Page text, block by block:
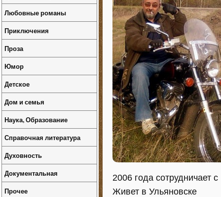
2006 года сотрудничает
Живет в Ульяновске
Любовные романы
Приключения
Проза
Юмор
Детское
Дом и семья
Наука, Образование
Справочная литература
Духовность
Документальная
Прочее